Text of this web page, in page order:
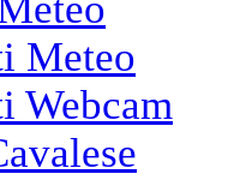
Meteo
Webcam